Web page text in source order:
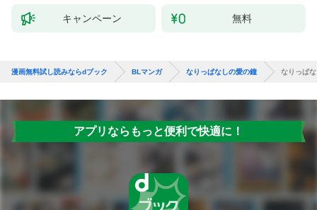
キャンペーン 無料
漫画無料試し読みならdブック BLマンガ なりっぱなしの愛の鐘 なりっぱ
アプリならもっと便利で快適に！